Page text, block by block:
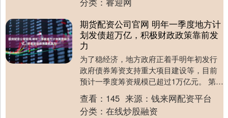
期货配资公司官网 明年一季度地方计
划发债超万亿，积极财政政策靠前发
力
为了稳经济，地方政府正着手明年初发行
政府债券筹资支持重大项目建设等，目前
预计一季度筹资规模已超过1万亿元。 第一
财经梳理各地财政部门公开信息发现，截
至12月22....
查看： 145 来源： 钱来网配资平台
分类： 在线炒股融资